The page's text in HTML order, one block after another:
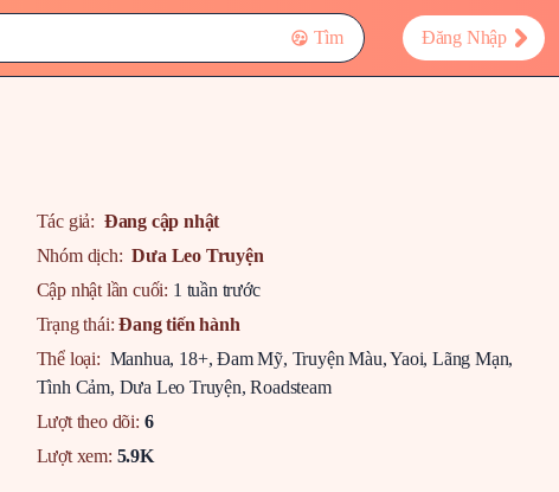
Tìm Đăng Nhập
Tác giả: Đang cập nhật
Nhóm dịch: Dưa Leo Truyện
Cập nhật lần cuối: 1 tuần trước
Trạng thái: Đang tiến hành
Thể loại: Manhua, 18+,Đam Mỹ, Truyện Màu,Yaoi, Lãng Mạn,
Tình Cảm, Dưa Leo Truyện,Roadsteam
Lượt theo dõi: 6
Lượt xem: 5.9K